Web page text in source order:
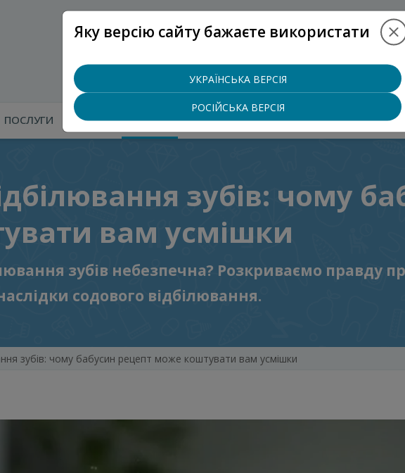
+38 (097)
ПОСЛУГИ ЦІНИ БЛОГ КОНТАКТИ
зубів: чому
вам усмішки
зубів небезпечна? Розкриваємо правду
содового відбілювання.
зубів: чому бабусин рецепт може коштувати вам усмішки
Яку версію сайту бажаєте використати
УКРАЇНСЬКА ВЕРСІЯ
РОСІЙСЬКА ВЕРСІЯ